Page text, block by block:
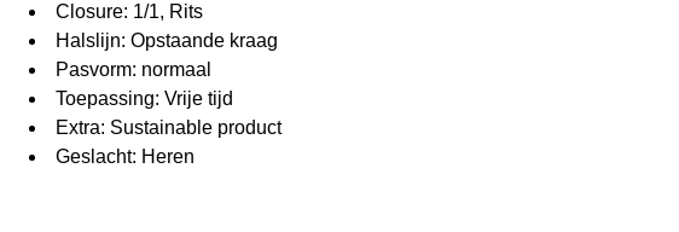
Closure: 1/1, Rits
Halslijn: Opstaande kraag
Pasvorm: normaal
Toepassing: Vrije tijd
Extra: Sustainable product
Geslacht: Heren